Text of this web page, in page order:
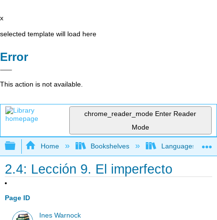
x
selected template will load here
Error
This action is not available.
chrome_reader_mode Enter Reader
Mode
Expand/collapse global hierarchy
Home Bookshelves Languages
2.4: Lección 9. El imperfecto
Page ID
Ines Warnock